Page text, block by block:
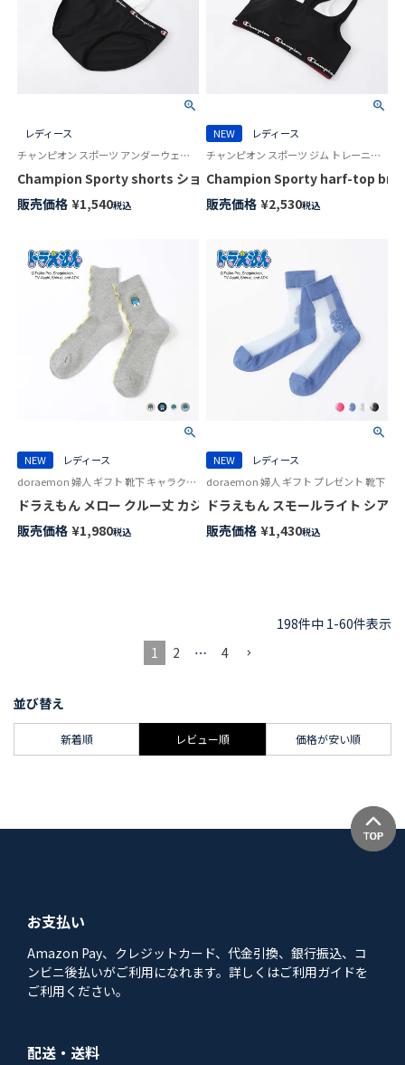
レディース
チャンピオン スポーツ アンダーウェア ブランド
Champion Sporty shorts ショーツ ウィメンズ チャンピオン
販売価格 ¥1,540税込
NEW
レディース
チャンピオン スポーツ ジム トレーニングウェア 女性 アンダーウェア ブランド
Champion Sporty harf-top
販売価格 ¥2,530税込
NEW
レディース
doraemon 婦人 ギフト 靴下 キャラクター
ドラえもん メロー クルー丈 カジュアル ソックス レディース 日本
販売価格 ¥1,980税込
NEW
レディース
doraemon 婦人 ギフト プレゼント 靴下
ドラえもん スモールライト シア
販売価格 ¥1,430税込
並び替え
新着順 レビュー順 価格が安い順
198件中 1-60件表示
1
2 … 4
お支払い
Amazon Pay、クレジットカード、代金引換、銀行振込、コ
ンビニ後払いがご利用になれます。詳しくはご利用ガイドを
ご利用ください。
配送・送料